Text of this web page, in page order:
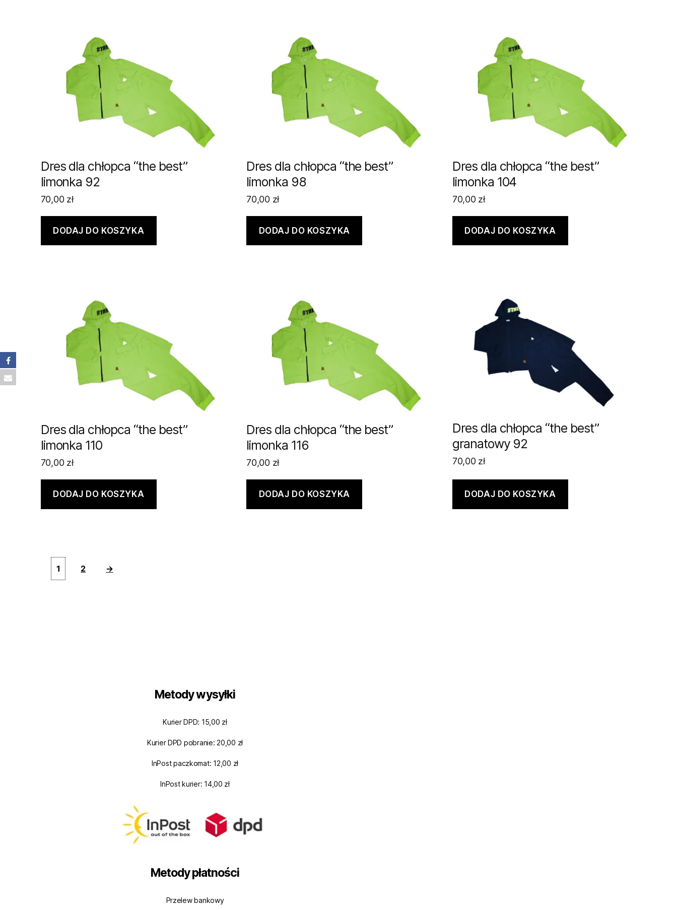
Dres dla chłopca “the best”
limonka 92
70,00 zł
DODAJ DO KOSZYKA
Dres dla chłopca “the best”
limonka 98
70,00 zł
DODAJ DO KOSZYKA
Dres dla chłopca “the best”
limonka 104
70,00 zł
DODAJ DO KOSZYKA
Dres dla chłopca “the best”
limonka 110
70,00 zł
DODAJ DO KOSZYKA
Dres dla chłopca “the best”
limonka 116
70,00 zł
DODAJ DO KOSZYKA
Dres dla chłopca “the best”
granatowy 92
70,00 zł
DODAJ DO KOSZYKA
1 2 →
Metody wysyłki
Kurier DPD: 15,00 zł
Kurier DPD pobranie: 20,00 zł
InPost paczkomat: 12,00 zł
InPost kurier: 14,00 zł
Metody płatności
Przelew bankowy